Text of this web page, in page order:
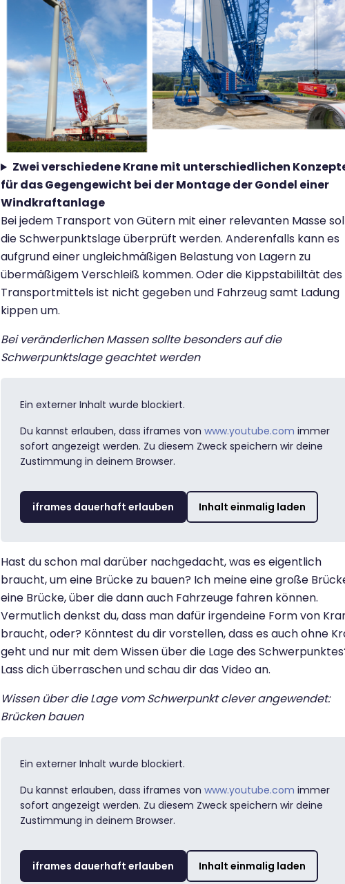
Zwei verschiedene Krane mit unterschiedlichen
für das Gegengewicht bei der Montage der Gondel einer
Windkraftanlage
Bei jedem Transport von Gütern mit einer relevanten Masse
die Schwerpunktslage überprüft werden. Anderenfalls kann es
aufgrund einer ungleichmäßigen Belastung von Lagern zu
übermäßigem Verschleiß kommen. Oder die Kippstabililtät des
Transportmittels ist nicht gegeben und Fahrzeug samt Ladung
kippen um.
Bei veränderlichen Massen sollte besonders auf die
Schwerpunktslage geachtet werden
Ein externer Inhalt wurde blockiert.
Du kannst erlauben, dass iframes von www.youtube.com immer
sofort angezeigt werden. Zu diesem Zweck speichern wir deine
Zustimmung in deinem Browser.
iframes dauerhaft erlauben Inhalt einmalig laden
Hast du schon mal darüber nachgedacht, was es eigentlich
braucht, um eine Brücke zu bauen? Ich meine eine große
eine Brücke, über die dann auch Fahrzeuge fahren können.
Vermutlich denkst du, dass man dafür irgendeine Form von
braucht, oder? Könntest du dir vorstellen, dass es auch ohne
geht und nur mit dem Wissen über die Lage des
Lass dich überraschen und schau dir das Video an.
Wissen über die Lage vom Schwerpunkt clever angewendet:
Brücken bauen
Ein externer Inhalt wurde blockiert.
Du kannst erlauben, dass iframes von www.youtube.com immer
sofort angezeigt werden. Zu diesem Zweck speichern wir deine
Zustimmung in deinem Browser.
iframes dauerhaft erlauben Inhalt einmalig laden